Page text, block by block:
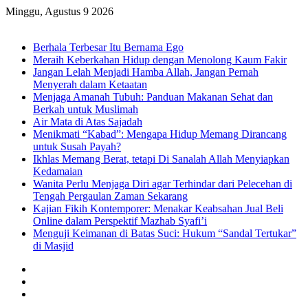
Minggu, Agustus 9 2026
Berhala Terbesar Itu Bernama Ego
Meraih Keberkahan Hidup dengan Menolong Kaum Fakir
Jangan Lelah Menjadi Hamba Allah, Jangan Pernah
Menyerah dalam Ketaatan
Menjaga Amanah Tubuh: Panduan Makanan Sehat dan
Berkah untuk Muslimah
Air Mata di Atas Sajadah
Menikmati “Kabad”: Mengapa Hidup Memang Dirancang
untuk Susah Payah?
Ikhlas Memang Berat, tetapi Di Sanalah Allah Menyiapkan
Kedamaian
Wanita Perlu Menjaga Diri agar Terhindar dari Pelecehan di
Tengah Pergaulan Zaman Sekarang
Kajian Fikih Kontemporer: Menakar Keabsahan Jual Beli
Online dalam Perspektif Mazhab Syafi’i
Menguji Keimanan di Batas Suci: Hukum “Sandal Tertukar”
di Masjid